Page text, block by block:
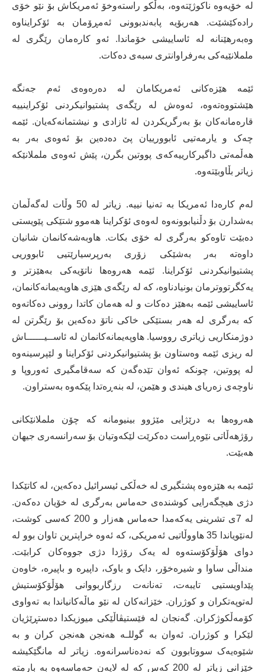
لە خۆیەوە ناکوژێتەوە، بەڵکو راستەوخۆ ئەمریکاش بۆ نێو خۆی
رادەکێشێت. هەربۆیە پابەندبوونی ئەمڕۆمان بە ئۆکرایناوە
وەبەرهێنانە لە ئاساییشی خۆماندا. ئەو کارەمان رێگری لە
ململانێیەکی بەرفراوانتری سبەی دەکات.
ئێمە هێزەکانی ئەمریکامان لە دەرەوەی ئەم جەنگە
هێشتووەتەوە، ئەوەش لە رێگەی پشتیوانیکردنی ئۆکراینییە
قارەمانەکان بۆ بەرگریکردن لە ئازادی و نیشتمانەکەیان. ئێمە
چەک و یارمەتیی ئابوورییان پێ دەدەین بۆ ئەوەی بەر بە
هەڵمەتی داگیرکارییەکەی پووتین بگرن، پێش ئەوەی ململانێکە
زیاتر بڵاوبێتەوە.
لەم کارەدا ئەمریکا بە تەنیا نییە. زیاتر لە 50 وڵات لەگەڵمان
بەشدارن بۆ دڵنیابوونەوە لەوەی ئۆکراینا هەموو شتێکی پێویستی
دەبێت تاوەکو بەرگری لە خۆی بکات. هاوبەشەکانمان شانیان
داوەتە بەر بەشێکی زۆری بەرپرسیارێتیی ئابووریی
پشتیوانیکردنی ئۆکراینا. ئێمە هەروەها ناتۆیەکی بەهێزتر و
یەکگرتووترمان بونیادناوە، کە لە رێگەی هێزی هاوپەیمانەکانمان،
ئاساییشی ئێمە بەهێز دەکات و لە هەمان کاتدا روونی دەکاتەوە
کە بەرگری لە هەر بستێکی خاکی ناتۆ دەکەین بۆ رێگرتن لە
دوژمنکاریی زیاتری رووسیا. هاوپەیمانەکانمان لە ئاســیــــــاش
لە ریزی ئێمە وەستاون بۆ پشتیوانیکردنی ئۆکراینا و لێپرسینەوە
لە پووتین، چونکە ئەوان تێدەگەن کە سەقامگیری ئەوروپا و
ناوچەی زەریای هیندی و هێمن، لە بنەڕەتدا پێکەوە بەستراون.
هەروەها بە درێژایی مێژوو بینیومانە کە چۆن ململانێکانی
رۆژهەڵاتی نێوەڕاست دەکرێت لێکەوتیان بۆ سەرانسەری جیهان
هەبێت.
ئێمە بە هێزەوە پشتگیری لە خەڵکی ئیسرائیل دەکەین، لە کاتێکدا
دژی هیچگەرایی کوشندەی حەماس بەرگری لە خۆیان دەکەن.
لە 7ی تشرینی یەکەمدا حەماس هەزار و 200 کەسی کوشت،
لەنێویاندا 35 هاووڵاتیی ئەمریکی، کە ئەوە خراپترین تاوان بوو لە
دوای هۆڵۆکۆستەوە لە یەک رۆژدا دژی جووەکان کرابێت.
منداڵی ساوا و شیرەخۆر، دایک و باوک، داپیرە و باپیرە، خاوەن
پێداویستیی تایبەت، تەنانەت رزگاربووانی هۆڵۆکۆستیش
لەتوپەتکران و کوژران. خێزانەکان لە نێو ماڵەکانیاندا بە تەواوی
کۆمەڵکوژکران. گەنجان لە فێستیڤاڵێکی میوزیکدا دەستڕێژیان
لێکرا و کوژران. ئەوان بە گوللـە هەنجن هەنجن کران و بە
شێوەیەک سووتابوون کە نەدەناسرانەوە. زیاتر لە مانگێکیشە
خێزانی زیاتر لە 200 کەس کە لە لایەن حەماسەوە بە بارمتە